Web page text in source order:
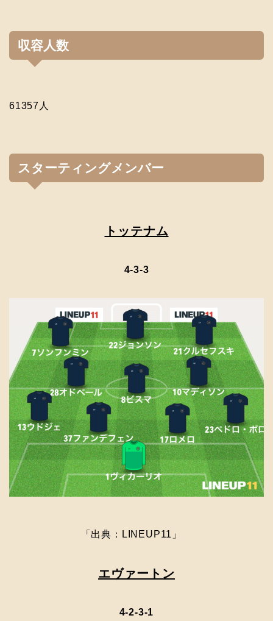
収容人数
61357人
スターティングメンバー
トッテナム
4-3-3
「出典：LINEUP11」
エヴァートン
4-2-3-1